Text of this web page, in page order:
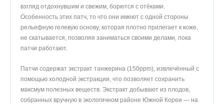
взгляд отдохнувшим и свежим, борются с отёками.
Особенность этих патч, то что они имеют с одной стороны
рельефную гелевую основу, которая плотно прилегает к коже,
не скатывается, позволяя заниматься своими делами, пока
патчи работают.
Патчи содержат экстракт танжерина (150ppm), извлечённый с
помощью холодной экстракции, что позволяет сохранить
максмум полезных веществ. Экстракт добывают из плодов,
собранных вручную в экологичном районе Южной Кореи — на